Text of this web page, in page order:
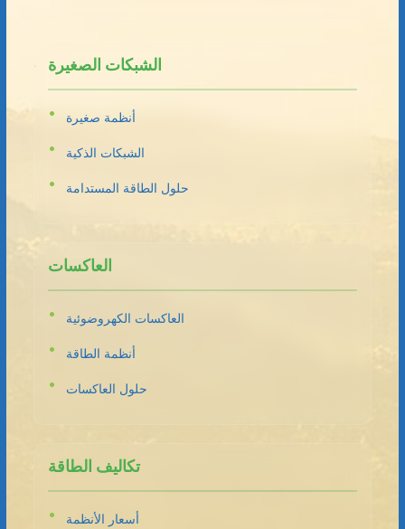
الشبكات الصغيرة
أنظمة صغيرة
الشبكات الذكية
حلول الطاقة المستدامة
العاكسات
العاكسات الكهروضوئية
أنظمة الطاقة
حلول العاكسات
تكاليف الطاقة
أسعار الأنظمة